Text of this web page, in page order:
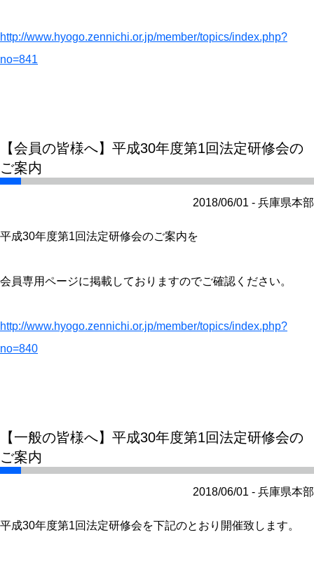
http://www.hyogo.zennichi.or.jp/member/topics/index.php?
no=841
【会員の皆様へ】平成30年度第1回法定研修会の
ご案内
2018/06/01 - 兵庫県本部
平成30年度第1回法定研修会のご案内を
会員専用ページに掲載しておりますのでご確認ください。
http://www.hyogo.zennichi.or.jp/member/topics/index.php?
no=840
【一般の皆様へ】平成30年度第1回法定研修会の
ご案内
2018/06/01 - 兵庫県本部
平成30年度第1回法定研修会を下記のとおり開催致します。